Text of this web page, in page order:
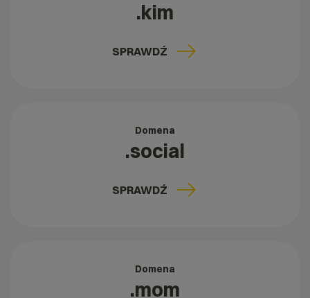
.kim
SPRAWDŹ
Domena
.social
SPRAWDŹ
Domena
.mom